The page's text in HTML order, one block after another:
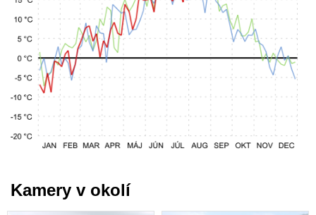
Kamery v okolí